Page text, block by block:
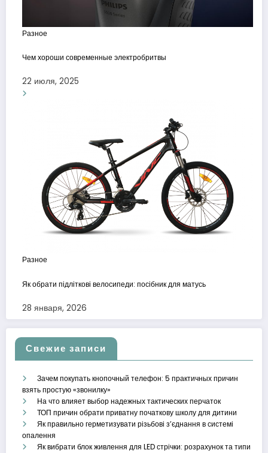
Разное
Чем хороши современные электробритвы
22 июля, 2025
Разное
Як обрати підліткові велосипеди: посібник для матусь
28 января, 2026
Свежие записи
Зачем покупать кнопочный телефон: 5 практичных причин
взять простую «звонилку»
На что влияет выбор надежных тактических перчаток
ТОП причин обрати приватну початкову школу для дитини
Як правильно герметизувати різьбові з’єднання в системі
опалення
Як вибрати блок живлення для LED стрічки: розрахунок та типи